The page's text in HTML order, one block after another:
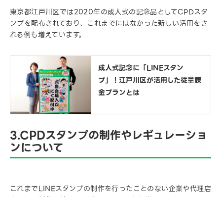
東京都江戸川区では2020年の成人式の記念品としてCPDスタ
ンプを配布されており、これまでにはなかった新しい活用をさ
れる例も増えています。
成人式記念に「LINEスタン
プ」！江戸川区が活用した従量課
金プランとは
3.CPDスタンプの制作やレギュレーショ
ンについて
これまでLINEスタンプの制作を行ったことのない企業や代理店